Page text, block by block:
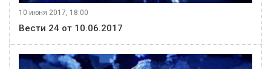
10 июня 2017, 18:00
Вести 24 от 10.06.2017